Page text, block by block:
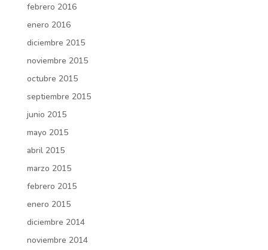
febrero 2016
enero 2016
diciembre 2015
noviembre 2015
octubre 2015
septiembre 2015
junio 2015
mayo 2015
abril 2015
marzo 2015
febrero 2015
enero 2015
diciembre 2014
noviembre 2014